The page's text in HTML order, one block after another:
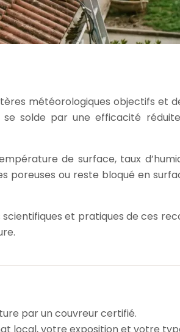
météorologiques objectifs et
solde par une efficacité
de surface, taux
poreuses ou reste bloqué en
et pratiques de ces
par un couvreur certifié.